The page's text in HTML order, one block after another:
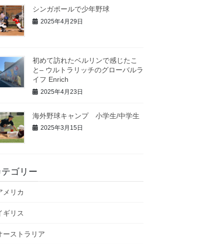
シンガポールで少年野球
2025年4月29日
初めて訪れたベルリンで感じたこ
と– ウルトラリッチのグローバルラ
イフ Enrich
2025年4月23日
海外野球キャンプ 小学生/中学生
2025年3月15日
テゴリー
メリカ
ギリス
ーストラリア